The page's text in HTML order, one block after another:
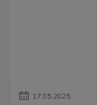
17.05.2025